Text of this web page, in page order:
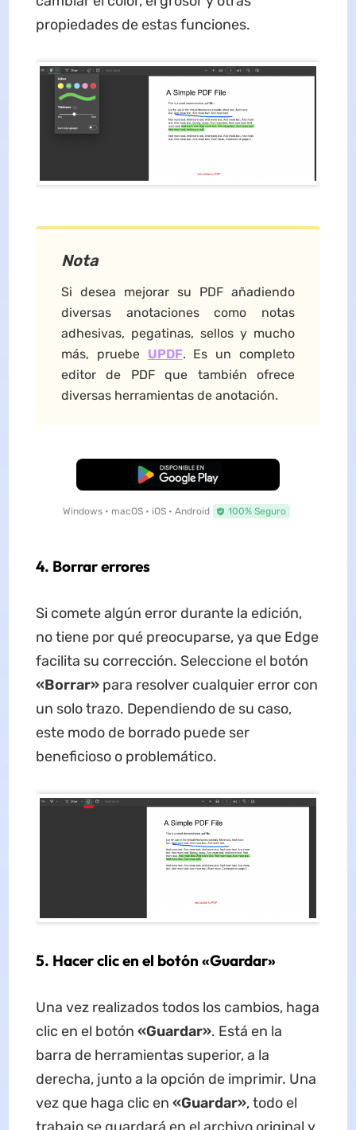
propiedades de estas funciones.
Nota
Si desea mejorar su PDF añadiendo
diversas anotaciones como notas
adhesivas, pegatinas, sellos y mucho
más, pruebe UPDF. Es un completo
editor de PDF que también ofrece
diversas herramientas de anotación.
Descarga Gratuita
Windows • macOS • iOS • Android 100% Seguro
4. Borrar errores
Si comete algún error durante la edición,
no tiene por qué preocuparse, ya que Edge
facilita su corrección. Seleccione el botón
«Borrar»para resolver cualquier error con
un solo trazo. Dependiendo de su caso,
este modo de borrado puede ser
beneficioso o problemático.
5. Hacer clic en el botón «Guardar»
Una vez realizados todos los cambios, haga
clic en el botón «Guardar». Está en la
barra de herramientas superior, a la
derecha, junto a la opción de imprimir. Una
vez que haga clic en «Guardar», todo el